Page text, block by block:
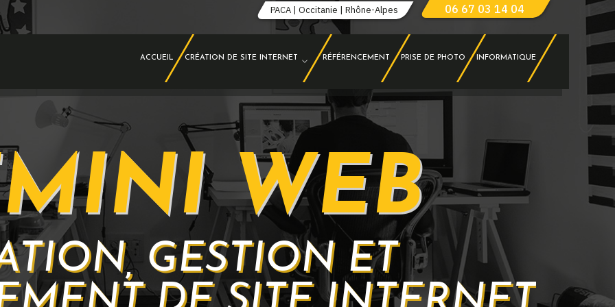
PACA | Occitanie | Rhône-Alpes 06 67 03 14 04
ACCUEIL CRÉATION DE SITE INTERNET RÉFÉRENCEMENT PRISE DE PHOTO INFORMATIQUE
WEB
GESTION ET